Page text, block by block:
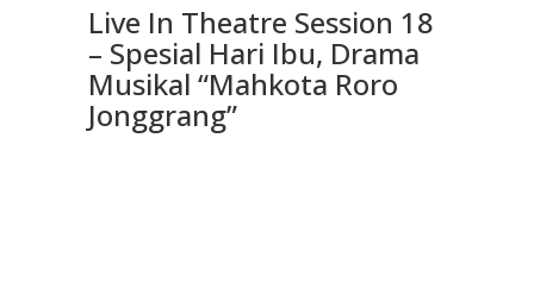
Live In Theatre Session 18
– Spesial Hari Ibu, Drama
Musikal “Mahkota Roro
Jonggrang”